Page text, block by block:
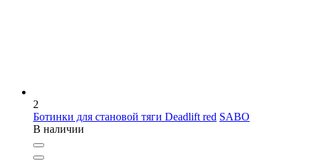
2
Ботинки для становой тяги Deadlift red SABO
В наличии